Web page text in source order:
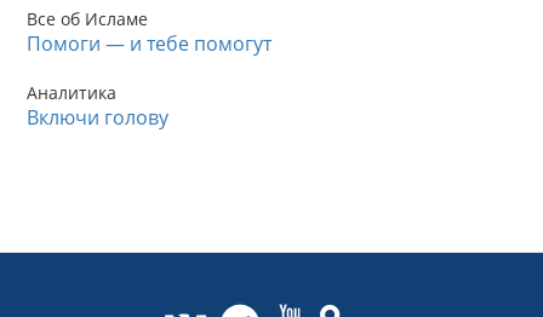
Все об Исламе
Помоги — и тебе помогут
Аналитика
Включи голову